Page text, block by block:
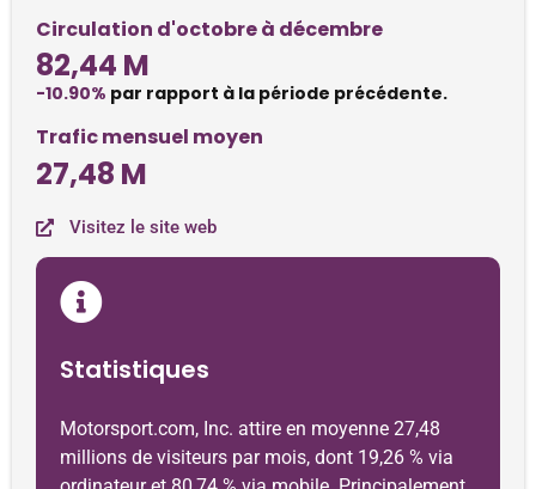
Circulation d'octobre à décembre
82,44 M
-10.90% par rapport à la période précédente.
Trafic mensuel moyen
27,48 M
Visitez le site web
Statistiques
Motorsport.com, Inc. attire en moyenne 27,48
millions de visiteurs par mois, dont 19,26 % via